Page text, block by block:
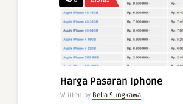
Harga Pasaran Iphone
Written by Bella Sungkawa